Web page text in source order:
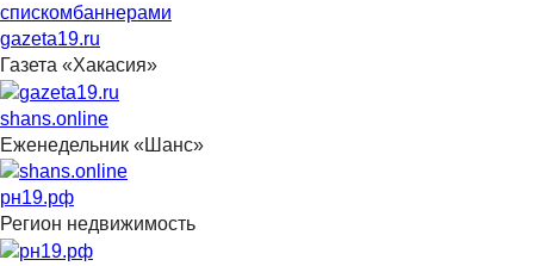
спискомбаннерами
gazeta19.ru
Газета «Хакасия»
shans.online
Еженедельник «Шанс»
рн19.рф
Регион недвижимость